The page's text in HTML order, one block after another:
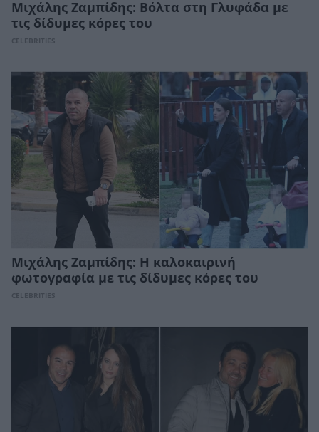
Μιχάλης Ζαμπίδης: Βόλτα στη Γλυφάδα με
τις δίδυμες κόρες του
CELEBRITIES
Μιχάλης Ζαμπίδης: Η καλοκαιρινή
φωτογραφία με τις δίδυμες κόρες του
CELEBRITIES